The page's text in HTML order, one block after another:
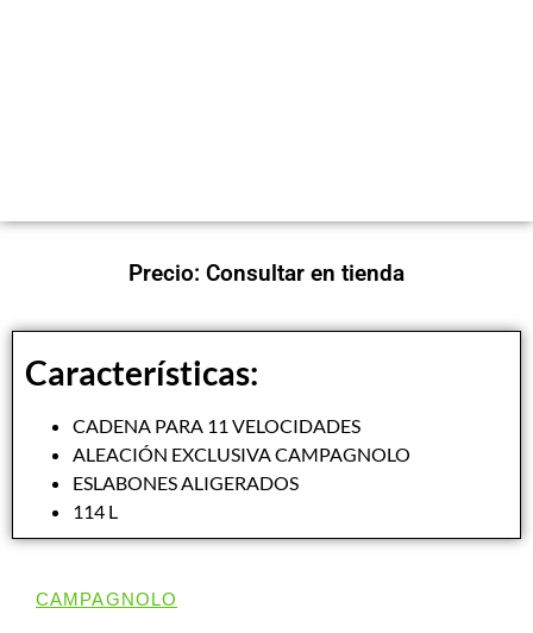
Precio: Consultar en tienda
Características:
CADENA PARA 11 VELOCIDADES
ALEACIÓN EXCLUSIVA CAMPAGNOLO
ESLABONES ALIGERADOS
114 L
CAMPAGNOLO